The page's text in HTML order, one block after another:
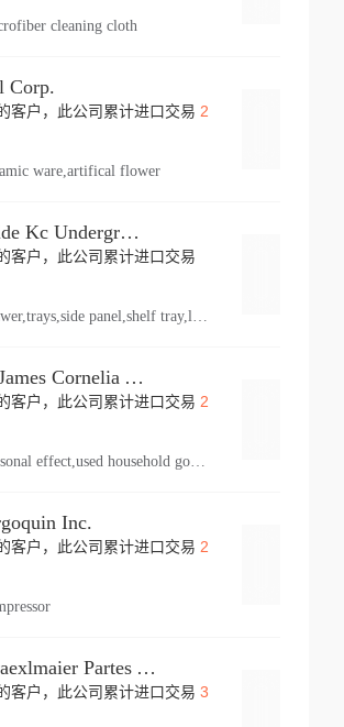
cleaning cloth
Corp.
客户，此公司累计进口交易 2
ware,artifical flower
Knapheide Kc Underground
客户，此公司累计进口交易
Russell James Cornelia Arlington Va
客户，此公司累计进口交易 2
personal effect,used household goods
Inc.
客户，此公司累计进口交易 2
Dpm Draexlmaier Partes Automotrices Corr Ind Huejotzingo
客户，此公司累计进口交易 3